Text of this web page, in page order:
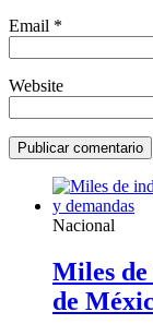
Email *
Website
Nacional
Miles
de